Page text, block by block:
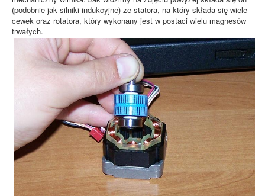
(podobnie jak silniki indukcyjne) ze statora, na który składa się wiele
cewek oraz rotatora, który wykonany jest w postaci wielu magnesów
trwałych.